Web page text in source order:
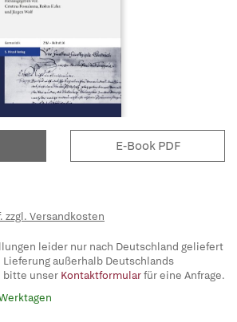
E-Book PDF
zzgl. Versandkosten
leider nur nach Deutschland geliefert
außerhalb Deutschlands
bitte unser Kontaktformularfür eine Anfrage.